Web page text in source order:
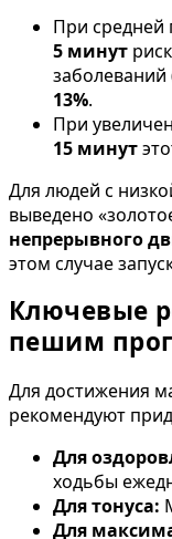
При средней
5 минут
заболеваний
13%.
При
15 минут
Для людей с
выведено
непрерывного
этом случае
Ключевые
пешим
Для достижения
рекомендуют
Для
ходьбы
Для тонуса:
Для